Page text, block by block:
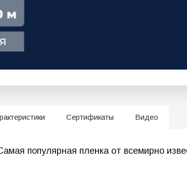
Сертификаты Видео
популярная пленка от всемирно